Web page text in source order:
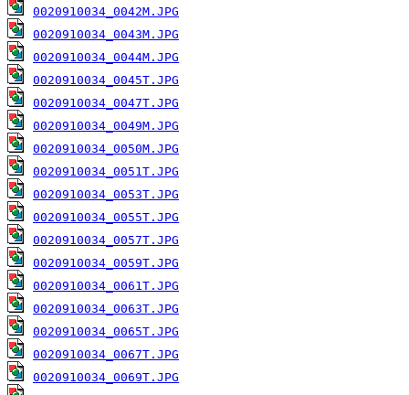
0020910034_0042M.JPG
0020910034_0043M.JPG
0020910034_0044M.JPG
0020910034_0045T.JPG
0020910034_0047T.JPG
0020910034_0049M.JPG
0020910034_0050M.JPG
0020910034_0051T.JPG
0020910034_0053T.JPG
0020910034_0055T.JPG
0020910034_0057T.JPG
0020910034_0059T.JPG
0020910034_0061T.JPG
0020910034_0063T.JPG
0020910034_0065T.JPG
0020910034_0067T.JPG
0020910034_0069T.JPG